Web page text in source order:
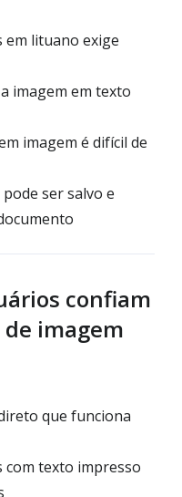
em lituano exige
imagem em texto
imagem é difícil de
ser salvo e
confiam
de imagem
que funciona
com texto impresso